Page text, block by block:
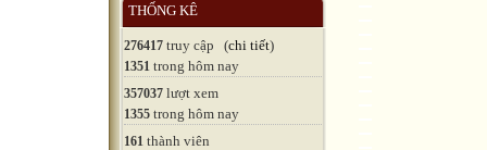
THỐNG KÊ
276417 truy cập (chi tiết)
1351 trong hôm nay
357037 lượt xem
1355 trong hôm nay
161 thành viên